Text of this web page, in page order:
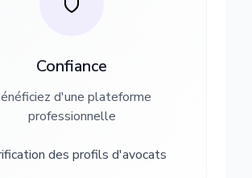
Confiance
d'une plateforme
professionnelle
des profils d'avocats